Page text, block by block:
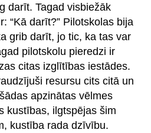
darīt. Tagad visbiežāk
“Kā darīt?” Pilotskolas bija
grib darīt, jo tic, ka tas var
pilotskolu pieredzi ir
citas izglītības iestādes.
resursu cits citā un
apzinātas vēlmes
kustības, ilgtspējas šim
kustība rada dzīvību.